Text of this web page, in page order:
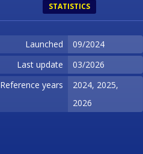
STATISTICS
Launched
09/2024
Last update
03/2026
Reference years
2024, 2025,
2026